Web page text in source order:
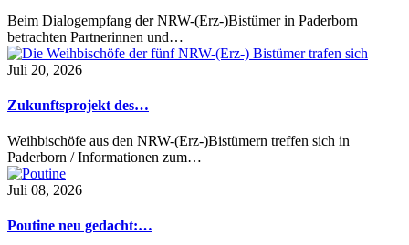
Beim Dialogempfang der NRW-(Erz-)Bistümer in Paderborn
betrachten Partnerinnen und…
Juli 20, 2026
Zukunftsprojekt des…
Weihbischöfe aus den NRW-(Erz-)Bistümern treffen sich in
Paderborn / Informationen zum…
Juli 08, 2026
Poutine neu gedacht:…